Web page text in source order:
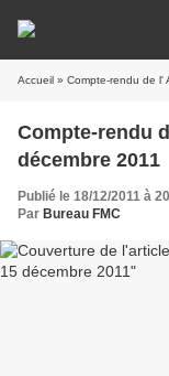
Accueil » Compte-rendu de l'
Compte-rendu
décembre 2011
Publié le 18/12/2011 à
Par Bureau FMC